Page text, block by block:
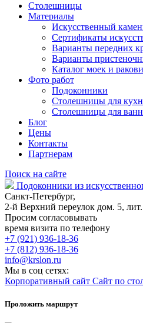
Столешницы
Материалы
Искусственный
Сертификаты
Варианты передних
Варианты
Каталог моек и
Фото работ
Подоконники
Столешницы для
Столешницы для
Блог
Цены
Контакты
Партнерам
Поиск на сайте
Подоконники из
Санкт-Петербург,
2-й Верхний переулок дом. 5,
Просим согласовывать
время визита по телефону
+7 (921) 936-18-36
+7 (812) 936-18-36
info@krslon.ru
Мы в соц сетях:
Корпоративный сайт Сайт по
Проложить маршрут